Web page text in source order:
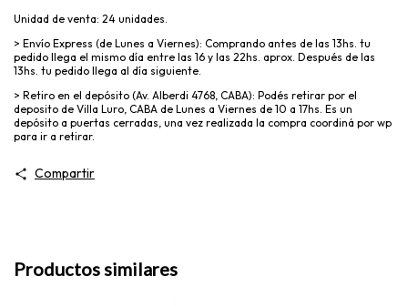
Unidad de venta: 24 unidades.
> Envío Express (de Lunes a Viernes): Comprando antes de las 13hs. tu
pedido llega el mismo día entre las 16 y las 22hs. aprox. Después de las
13hs. tu pedido llega al día siguiente.
> Retiro en el depósito (Av. Alberdi 4768, CABA): Podés retirar por el
deposito de Villa Luro, CABA de Lunes a Viernes de 10 a 17hs. Es un
depósito a puertas cerradas, una vez realizada la compra coordiná por wp
para ir a retirar.
Compartir
Productos similares